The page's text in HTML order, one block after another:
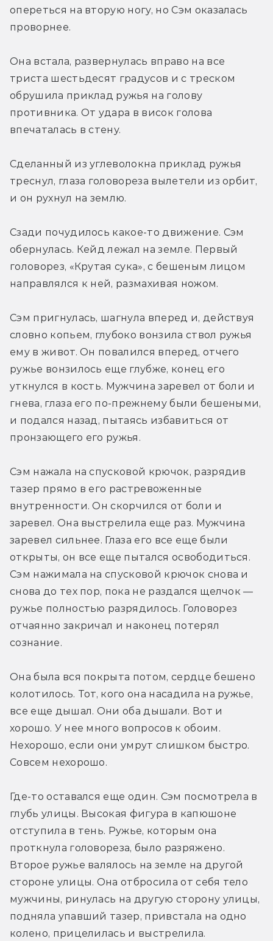
опереться на вторую ногу, но Сэм оказалась
проворнее.
Она встала, развернулась вправо на все
триста шестьдесят градусов и с треском
обрушила приклад ружья на голову
противника. От удара в висок голова
впечаталась в стену.
Сделанный из углеволокна приклад ружья
треснул, глаза головореза вылетели из орбит,
и он рухнул на землю.
Сзади почудилось какое-то движение. Сэм
обернулась. Кейд лежал на земле. Первый
головорез, «Крутая сука», с бешеным лицом
направлялся к ней, размахивая ножом.
Сэм пригнулась, шагнула вперед и, действуя
словно копьем, глубоко вонзила ствол ружья
ему в живот. Он повалился вперед, отчего
ружье вонзилось еще глубже, конец его
уткнулся в кость. Мужчина заревел от боли и
гнева, глаза его по-прежнему были бешеными,
и подался назад, пытаясь избавиться от
пронзающего его ружья.
Сэм нажала на спусковой крючок, разрядив
тазер прямо в его растревоженные
внутренности. Он скорчился от боли и
заревел. Она выстрелила еще раз. Мужчина
заревел сильнее. Глаза его все еще были
открыты, он все еще пытался освободиться.
Сэм нажимала на спусковой крючок снова и
снова до тех пор, пока не раздался щелчок —
ружье полностью разрядилось. Головорез
отчаянно закричал и наконец потерял
сознание.
Она была вся покрыта потом, сердце бешено
колотилось. Тот, кого она насадила на ружье,
все еще дышал. Они оба дышали. Вот и
хорошо. У нее много вопросов к обоим.
Нехорошо, если они умрут слишком быстро.
Совсем нехорошо.
Где-то оставался еще один. Сэм посмотрела в
глубь улицы. Высокая фигура в капюшоне
отступила в тень. Ружье, которым она
проткнула головореза, было разряжено.
Второе ружье валялось на земле на другой
стороне улицы. Она отбросила от себя тело
мужчины, ринулась на другую сторону улицы,
подняла упавший тазер, привстала на одно
колено, прицелилась и выстрелила.